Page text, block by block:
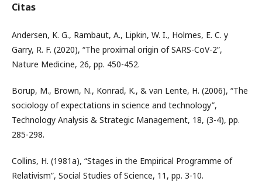
Citas
Andersen, K. G., Rambaut, A., Lipkin, W. I., Holmes, E. C. y
Garry, R. F. (2020), “The proximal origin of SARS-CoV-2”,
Nature Medicine, 26, pp. 450-452.
Borup, M., Brown, N., Konrad, K., & van Lente, H. (2006), “The
sociology of expectations in science and technology”,
Technology Analysis & Strategic Management, 18, (3-4), pp.
285-298.
Collins, H. (1981a), “Stages in the Empirical Programme of
Relativism”, Social Studies of Science, 11, pp. 3-10.